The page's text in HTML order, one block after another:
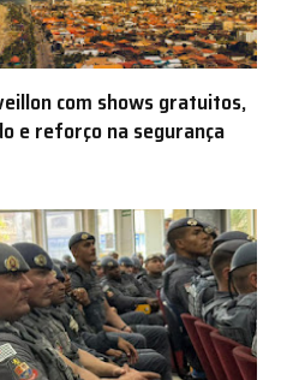
com shows gratuitos,
e reforço na segurança